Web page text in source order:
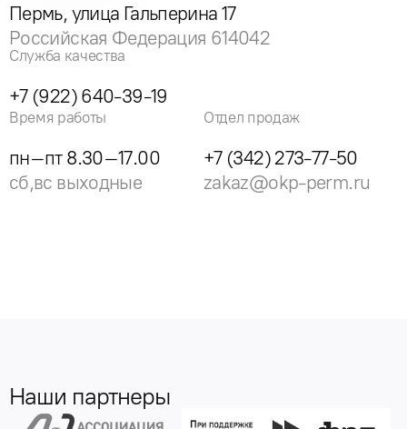
Пермь, улица Гальперина 17
Российская Федерация 614042
Служба качества
+7 (922) 640-39-19
Время работы
пн–пт 8.30–17.00
сб,вс выходные
Отдел продаж
+7 (342) 273-77-50
zakaz@okp-perm.ru
Наши партнеры